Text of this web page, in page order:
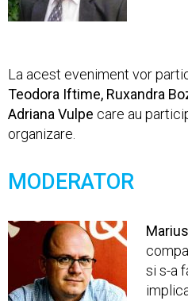
La acest eveniment vor
Teodora Iftime, Ruxandra
Adriana Vulpe care au
organizare.
MODERATOR
si s-a